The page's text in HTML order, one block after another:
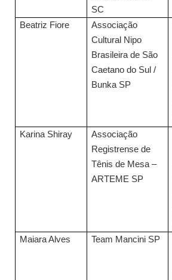
SC
Beatriz Fiore
Associação
Cultural Nipo
Brasileira de São
Caetano do Sul /
Bunka SP
Karina Shiray
Associação
Registrense de
Tênis de Mesa –
ARTEME SP
Maiara Alves Team Mancini SP